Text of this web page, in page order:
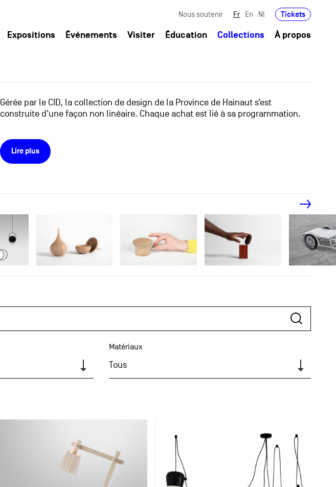
Nous soutenir Fr En Nl Tickets
Expositions Événements Visiter Éducation Collections À propos
Gérée par le CID, la collection de design de la Province de Hainaut s’est
construite d’une façon non linéaire. Chaque achat est lié à sa programmation.
Lire plus
Matériaux
Tous